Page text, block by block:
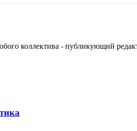
коллектива - публикующий